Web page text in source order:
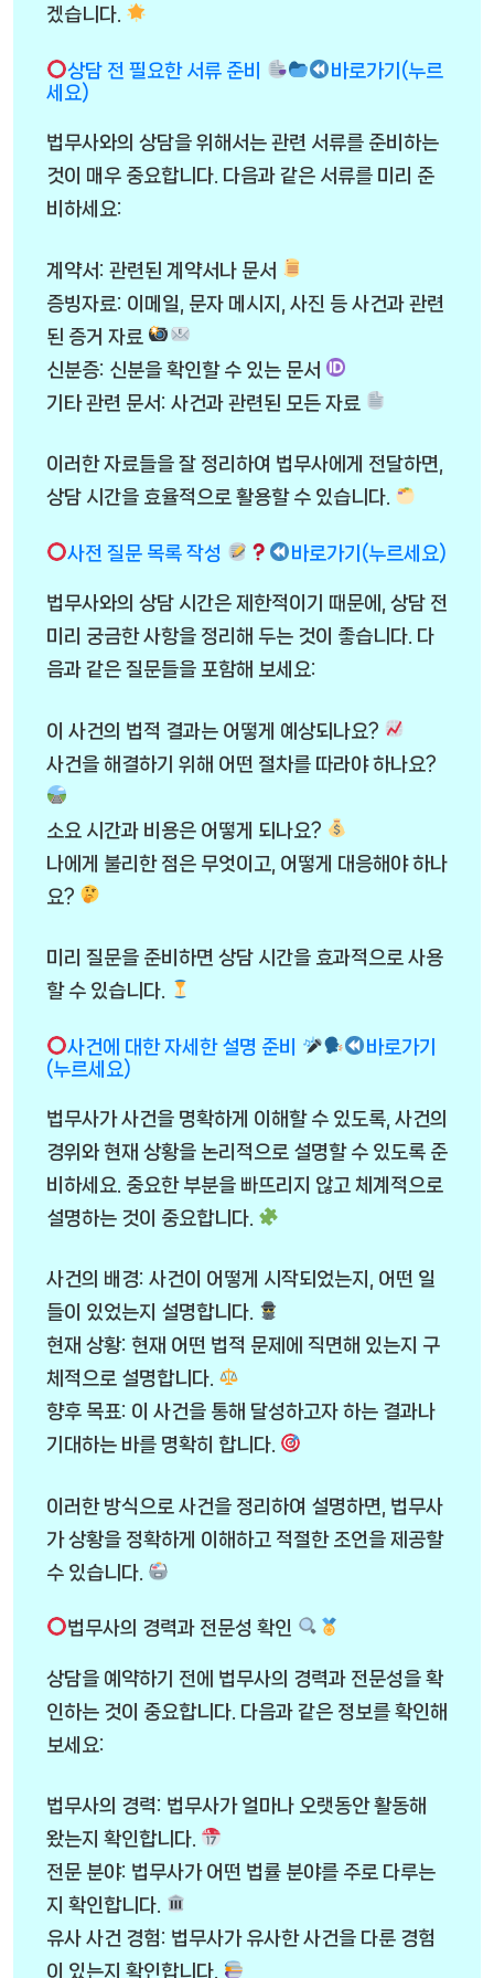
겠습니다.
상담 전 필요한 서류 준비
바로가기(누르
세요)
법무사와의 상담을 위해서는 관련 서류를 준비하는
것이 매우 중요합니다. 다음과 같은 서류를 미리 준
비하세요:
계약서: 관련된 계약서나 문서
증빙자료: 이메일, 문자 메시지, 사진 등 사건과 관련
된 증거 자료
신분증: 신분을 확인할 수 있는 문서
기타 관련 문서: 사건과 관련된 모든 자료
이러한 자료들을 잘 정리하여 법무사에게 전달하면,
상담 시간을 효율적으로 활용할 수 있습니다.
사전 질문 목록 작성 바로가기(누르세요)
법무사와의 상담 시간은 제한적이기 때문에, 상담 전
미리 궁금한 사항을 정리해 두는 것이 좋습니다. 다
음과 같은 질문들을 포함해 보세요:
이 사건의 법적 결과는 어떻게 예상되나요?
사건을 해결하기 위해 어떤 절차를 따라야 하나요?
소요 시간과 비용은 어떻게 되나요?
나에게 불리한 점은 무엇이고, 어떻게 대응해야 하나
요?
미리 질문을 준비하면 상담 시간을 효과적으로 사용
할 수 있습니다.
사건에 대한 자세한 설명 준비
바로가기
(누르세요)
법무사가 사건을 명확하게 이해할 수 있도록, 사건의
경위와 현재 상황을 논리적으로 설명할 수 있도록 준
비하세요. 중요한 부분을 빠뜨리지 않고 체계적으로
설명하는 것이 중요합니다.
사건의 배경: 사건이 어떻게 시작되었는지, 어떤 일
들이 있었는지 설명합니다.
현재 상황: 현재 어떤 법적 문제에 직면해 있는지 구
체적으로 설명합니다.
향후 목표: 이 사건을 통해 달성하고자 하는 결과나
기대하는 바를 명확히 합니다.
이러한 방식으로 사건을 정리하여 설명하면, 법무사
가 상황을 정확하게 이해하고 적절한 조언을 제공할
수 있습니다.
법무사의 경력과 전문성 확인
상담을 예약하기 전에 법무사의 경력과 전문성을 확
인하는 것이 중요합니다. 다음과 같은 정보를 확인해
보세요:
법무사의 경력: 법무사가 얼마나 오랫동안 활동해
왔는지 확인합니다.
전문 분야: 법무사가 어떤 법률 분야를 주로 다루는
지 확인합니다.
유사 사건 경험: 법무사가 유사한 사건을 다룬 경험
이 있는지 확인합니다.